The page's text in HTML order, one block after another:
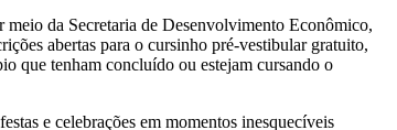
da Secretaria de Desenvolvimento Econômico,
abertas para o cursinho pré-vestibular gratuito,
que tenham concluído ou estejam cursando o